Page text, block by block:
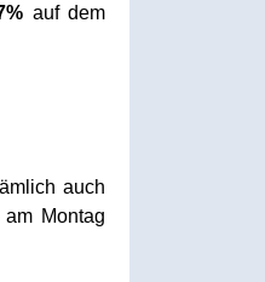
auf dem
auch
Montag